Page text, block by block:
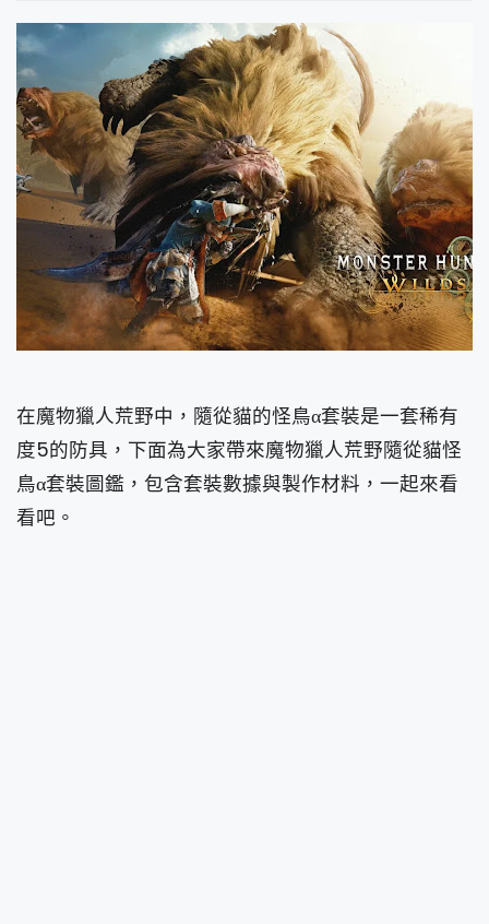
在魔物獵人荒野中，隨從貓的怪鳥α套裝是一套稀有
度5的防具，下面為大家帶來魔物獵人荒野隨從貓怪
鳥α套裝圖鑑，包含套裝數據與製作材料，一起來看
看吧。